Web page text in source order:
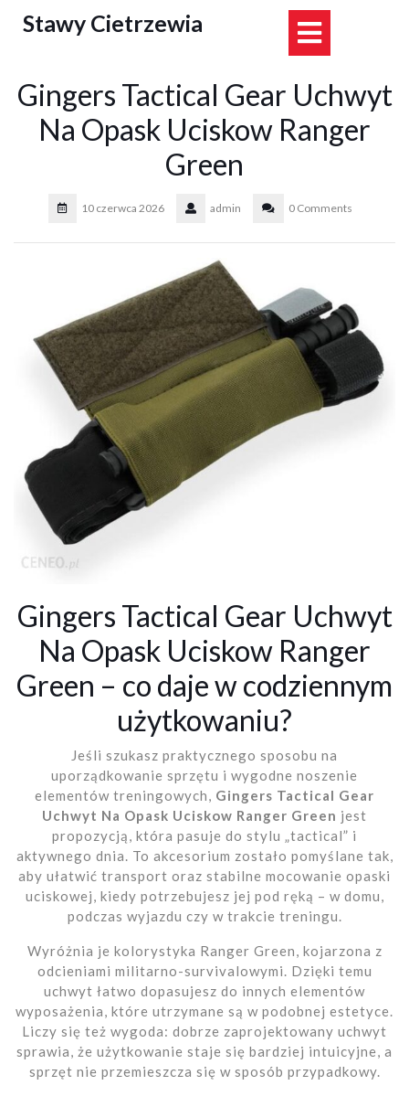
Stawy Cietrzewia
Gingers Tactical Gear Uchwyt
Na Opask Uciskow Ranger
Green
10 czerwca 2026 admin 0 Comments
Gingers Tactical Gear Uchwyt
Na Opask Uciskow Ranger
Green – co daje w codziennym
użytkowaniu?
Jeśli szukasz praktycznego sposobu na
uporządkowanie sprzętu i wygodne noszenie
elementów treningowych, Gingers Tactical Gear
Uchwyt Na Opask Uciskow Ranger Green jest
propozycją, która pasuje do stylu „tactical” i
aktywnego dnia. To akcesorium zostało pomyślane tak,
aby ułatwić transport oraz stabilne mocowanie opaski
uciskowej, kiedy potrzebujesz jej pod ręką – w domu,
podczas wyjazdu czy w trakcie treningu.
Wyróżnia je kolorystyka Ranger Green, kojarzona z
odcieniami militarno-survivalowymi. Dzięki temu
uchwyt łatwo dopasujesz do innych elementów
wyposażenia, które utrzymane są w podobnej estetyce.
Liczy się też wygoda: dobrze zaprojektowany uchwyt
sprawia, że użytkowanie staje się bardziej intuicyjne, a
sprzęt nie przemieszcza się w sposób przypadkowy.